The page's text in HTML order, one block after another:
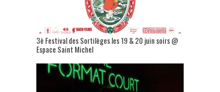
3è Festival des Sortilèges les 19 & 20 juin soirs @
Espace Saint Michel